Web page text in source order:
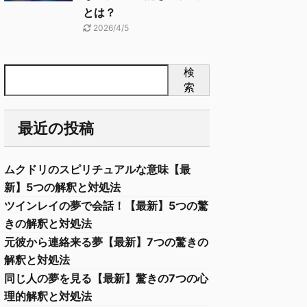
とは？
2026/4/5
検
索
最近の投稿
ムクドリのスピリチュアルな意味【最
新】5つの解釈と対処法
ツインレイの夢で会話！【最新】5つの驚
きの解釈と対処法
元彼から連絡来る夢【最新】7つの驚きの
解釈と対処法
同じ人の夢を見る【最新】驚きの7つの心
理的解釈と対処法